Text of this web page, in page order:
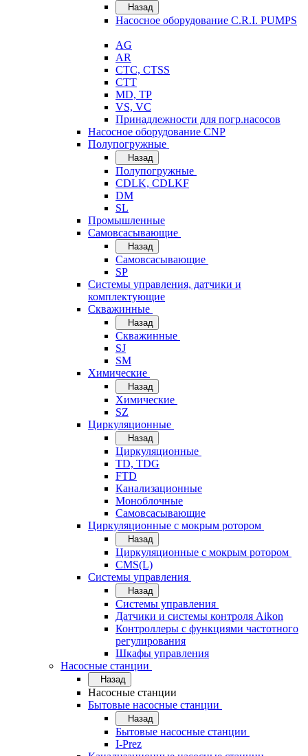
Назад
Насосное оборудование C.R.I. PUMPS
AG
AR
CTC, CTSS
CTT
MD, TP
VS, VC
Принадлежности для погр.насосов
Насосное оборудование CNP
Полупогружные
Назад
Полупогружные
CDLK, CDLKF
DM
SL
Промышленные
Самовсасывающие
Назад
Самовсасывающие
SP
Системы управления, датчики и
комплектующие
Скважинные
Назад
Скважинные
SJ
SM
Химические
Назад
Химические
SZ
Циркуляционные
Назад
Циркуляционные
TD, TDG
FTD
Канализационные
Моноблочные
Самовсасывающие
Циркуляционные с мокрым ротором
Назад
Циркуляционные с мокрым ротором
CMS(L)
Системы управления
Назад
Системы управления
Датчики и системы контроля Aikon
Контроллеры с функциями частотного
регулирования
Шкафы управления
Насосные станции
Назад
Насосные станции
Бытовые насосные станции
Назад
Бытовые насосные станции
I-Prez